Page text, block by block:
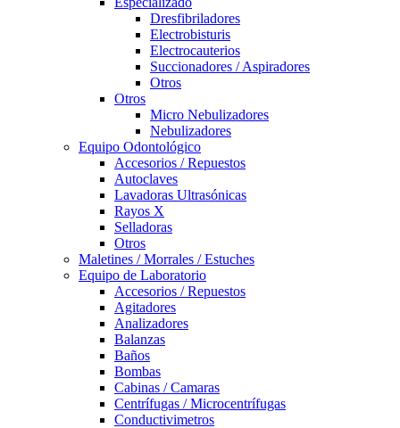
Dresfibriladores
Electrobisturis
Electrocauterios
Succionadores / Aspiradores
Otros
Otros
Micro Nebulizadores
Nebulizadores
Equipo Odontológico
Accesorios / Repuestos
Autoclaves
Lavadoras Ultrasónicas
Rayos X
Selladoras
Otros
Maletines / Morrales / Estuches
Equipo de Laboratorio
Accesorios / Repuestos
Agitadores
Analizadores
Balanzas
Baños
Bombas
Cabinas / Camaras
Centrífugas / Microcentrífugas
Conductivimetros